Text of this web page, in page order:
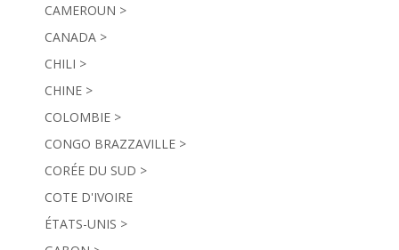
CAMEROUN >
CANADA >
CHILI >
CHINE >
COLOMBIE >
CONGO BRAZZAVILLE >
CORÉE DU SUD >
COTE D'IVOIRE
ÉTATS-UNIS >